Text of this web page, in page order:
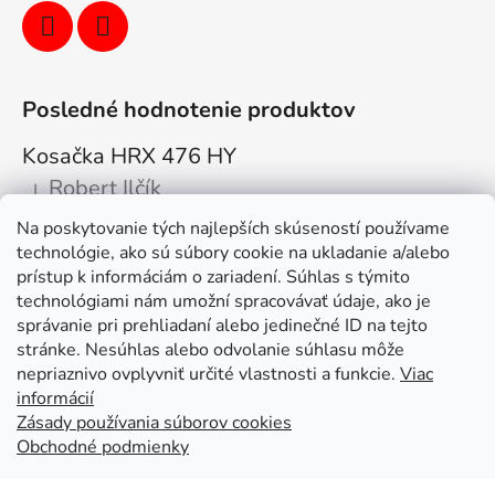
Na poskytovanie tých najlepších skúseností používame
technológie, ako sú súbory cookie na ukladanie a/alebo
prístup k informáciám o zariadení. Súhlas s týmito
technológiami nám umožní spracovávať údaje, ako je
správanie pri prehliadaní alebo jedinečné ID na tejto
stránke. Nesúhlas alebo odvolanie súhlasu môže
nepriaznivo ovplyvniť určité vlastnosti a funkcie. Viac
informácií
Zásady používania súborov cookies
Obchodné podmienky
Posledné hodnotenie produktov
Kosačka HRX 476 HY
Hodnotenie produktu je 5 z 5 hviezdičiek.
| Robert Ilčík
Super. Odporúčam
Facebook
Kolex, s.r.o. - webstránka